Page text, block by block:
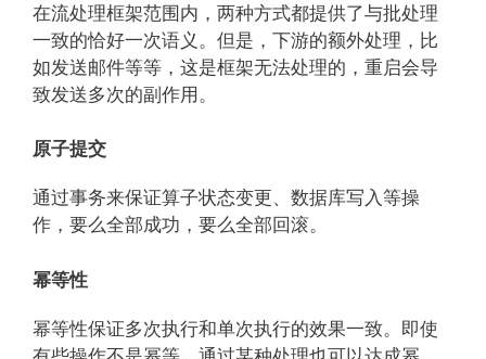
在流处理框架范围内，两种方式都提供了与批处理
一致的恰好一次语义。但是，下游的额外处理，比
如发送邮件等等，这是框架无法处理的，重启会导
致发送多次的副作用。
原子提交
通过事务来保证算子状态变更、数据库写入等操
作，要么全部成功，要么全部回滚。
幂等性
幂等性保证多次执行和单次执行的效果一致。即使